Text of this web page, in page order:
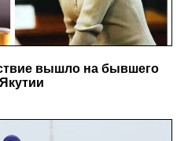
вышло на бывшего